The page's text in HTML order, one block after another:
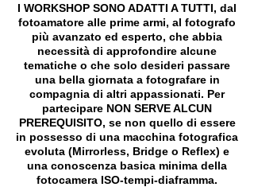
I WORKSHOP SONO ADATTI A TUTTI, dal
fotoamatore alle prime armi, al fotografo
più avanzato ed esperto, che abbia
necessità di approfondire alcune
tematiche o che solo desideri passare
una bella giornata a fotografare in
compagnia di altri appassionati. Per
partecipare NON SERVE ALCUN
PREREQUISITO, se non quello di essere
in possesso di una macchina fotografica
evoluta (Mirrorless, Bridge o Reflex) e
una conoscenza basica minima della
fotocamera ISO-tempi-diaframma.